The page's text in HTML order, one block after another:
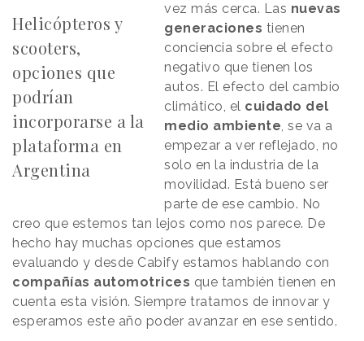
Helicópteros y
scooters,
opciones que
podrían
incorporarse a la
plataforma en
Argentina
vez más cerca. Las nuevas
generaciones tienen
conciencia sobre el efecto
negativo que tienen los
autos. El efecto del cambio
climático, el cuidado del
medio ambiente, se va a
empezar a ver reflejado, no
solo en la industria de la
movilidad. Está bueno ser
parte de ese cambio. No
creo que estemos tan lejos como nos parece. De
hecho hay muchas opciones que estamos
evaluando y desde Cabify estamos hablando con
compañías automotrices que también tienen en
cuenta esta visión. Siempre tratamos de innovar y
esperamos este año poder avanzar en ese sentido.